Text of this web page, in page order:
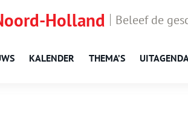
Holland Beleef de
KALENDER THEMA’S